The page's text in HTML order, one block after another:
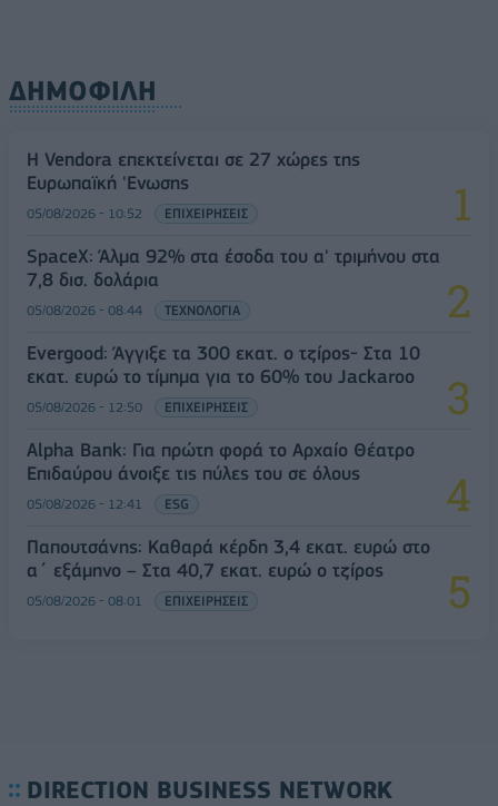
ΔΗΜΟΦΙΛΗ
Η Vendora επεκτείνεται σε 27 χώρες της
Ευρωπαϊκή 'Ενωσης
05/08/2026 - 10:52 ΕΠΙΧΕΙΡΗΣΕΙΣ
SpaceX: Άλμα 92% στα έσοδα του α' τριμήνου στα
7,8 δισ. δολάρια
05/08/2026 - 08:44 ΤΕΧΝΟΛΟΓΙΑ
Evergood: Άγγιξε τα 300 εκατ. ο τζίρος- Στα 10
εκατ. ευρώ το τίμημα για το 60% του Jackaroo
05/08/2026 - 12:50 ΕΠΙΧΕΙΡΗΣΕΙΣ
Alpha Bank: Για πρώτη φορά το Αρχαίο Θέατρο
Επιδαύρου άνοιξε τις πύλες του σε όλους
05/08/2026 - 12:41 ESG
Παπουτσάνης: Καθαρά κέρδη 3,4 εκατ. ευρώ στο
α΄ εξάμηνο – Στα 40,7 εκατ. ευρώ ο τζίρος
05/08/2026 - 08:01 ΕΠΙΧΕΙΡΗΣΕΙΣ
DIRECTION BUSINESS NETWORK